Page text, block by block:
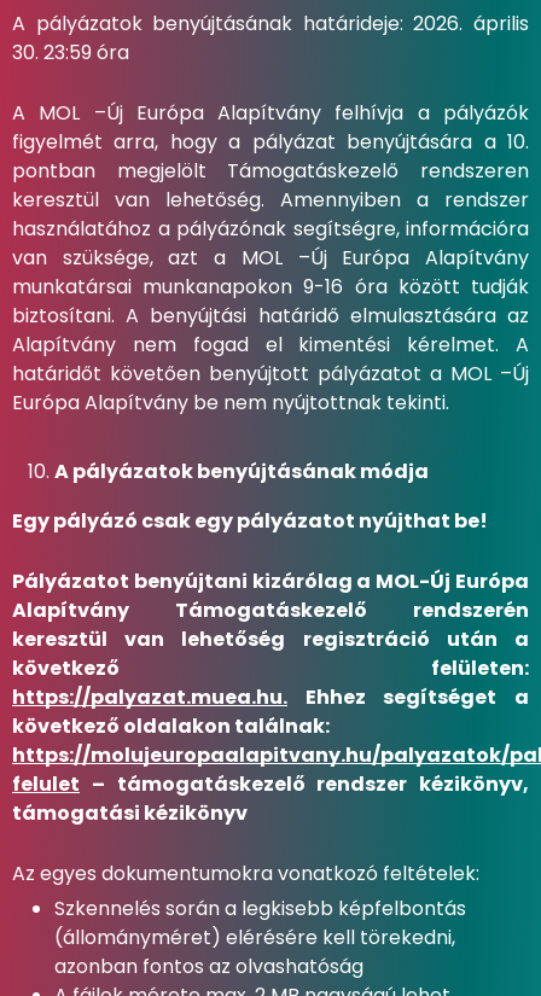
A pályázatok benyújtásának határideje: 2026. április
30. 23:59 óra
A MOL –Új Európa Alapítvány felhívja a pályázók
figyelmét arra, hogy a pályázat benyújtására a 10.
pontban megjelölt Támogatáskezelő rendszeren
keresztül van lehetőség. Amennyiben a rendszer
használatához a pályázónak segítségre, információra
van szüksége, azt a MOL –Új Európa Alapítvány
munkatársai munkanapokon 9-16 óra között tudják
biztosítani. A benyújtási határidő elmulasztására az
Alapítvány nem fogad el kimentési kérelmet. A
határidőt követően benyújtott pályázatot a MOL –Új
Európa Alapítvány be nem nyújtottnak tekinti.
A pályázatok benyújtásának módja
Egy pályázó csak egy pályázatot nyújthat be!
Pályázatot benyújtani kizárólag a MOL-Új Európa
Alapítvány Támogatáskezelő rendszerén
keresztül van lehetőség regisztráció után a
következő felületen:
https://palyazat.muea.hu. Ehhez segítséget a
következő oldalakon találnak:
https://molujeuropaalapitvany.hu/palyazatok/
felulet – támogatáskezelő rendszer kézikönyv,
támogatási kézikönyv
Az egyes dokumentumokra vonatkozó feltételek:
Szkennelés során a legkisebb képfelbontás
(állományméret) elérésére kell törekedni,
azonban fontos az olvashatóság